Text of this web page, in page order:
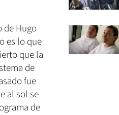
de Hugo
es lo que
que la
de
fue
al sol se
de